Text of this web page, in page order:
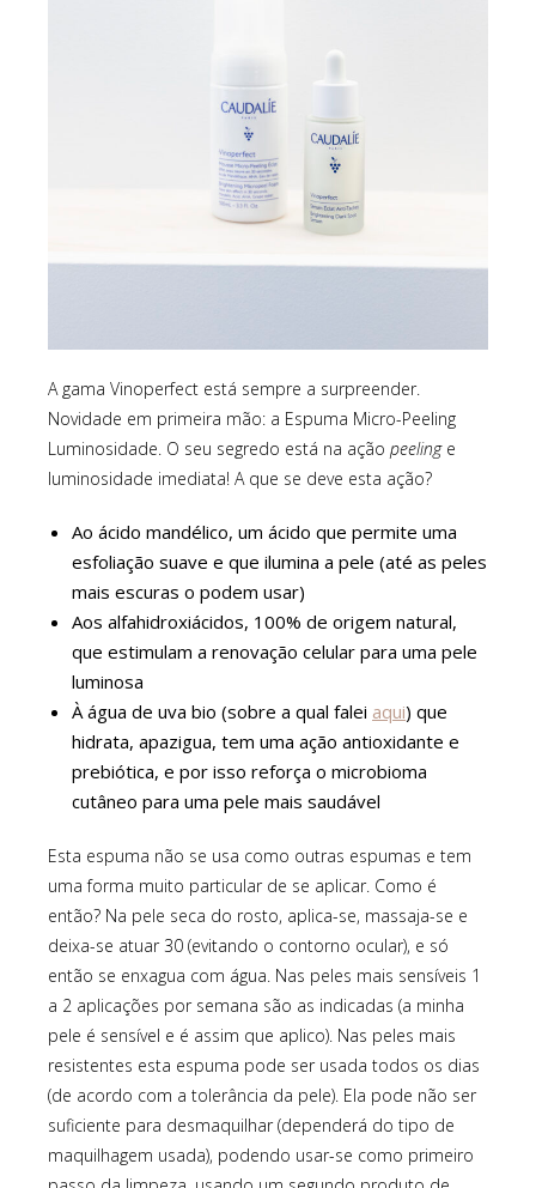
A gama Vinoperfect está sempre a surpreender.
Novidade em primeira mão: a Espuma Micro-Peeling
Luminosidade. O seu segredo está na ação peelinge
luminosidade imediata! A que se deve esta ação?
Ao ácido mandélico, um ácido que permite uma
esfoliação suave e que ilumina a pele (até as peles
mais escuras o podem usar)
Aos alfahidroxiácidos, 100% de origem natural,
que estimulam a renovação celular para uma pele
luminosa
À água de uva bio (sobre a qual falei aqui) que
hidrata, apazigua, tem uma ação antioxidante e
prebiótica, e por isso reforça o microbioma
cutâneo para uma pele mais saudável
Esta espuma não se usa como outras espumas e tem
uma forma muito particular de se aplicar. Como é
então? Na pele seca do rosto, aplica-se, massaja-se e
deixa-se atuar 30 (evitando o contorno ocular), e só
então se enxagua com água. Nas peles mais sensíveis 1
a 2 aplicações por semana são as indicadas (a minha
pele é sensível e é assim que aplico). Nas peles mais
resistentes esta espuma pode ser usada todos os dias
(de acordo com a tolerância da pele). Ela pode não ser
suficiente para desmaquilhar (dependerá do tipo de
maquilhagem usada), podendo usar-se como primeiro